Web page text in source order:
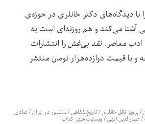
با دیدگاه‌های دکتر خانلری در حوزه‌ی
آشنا می‌کند و هم روزنه‌ای است به
ادب معاصر.نقد بی‌غشرا انتشارات
۲۹۶ صفحه و با قیمت دوازده‌هزار تومان منتشر
/پرویز ناتل خانلری/تاریخ شفاهی/سانسور در ایران/صادق
/صدرالدین الهی/وبسایت شهر کتاب